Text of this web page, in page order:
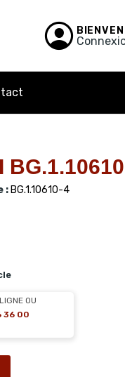
: BG.1.10610-4
OU
36 00